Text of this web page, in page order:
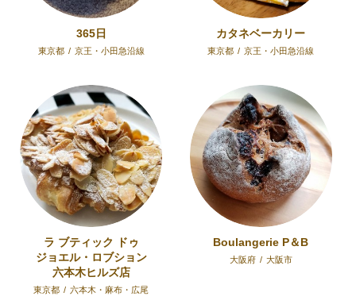
365日
東京都 / 京王・小田急沿線
カタネベーカリー
東京都 / 京王・小田急沿線
ラ ブティック ドゥ
ジョエル・ロブション
六本木ヒルズ店
東京都 / 六本木・麻布・広尾
Boulangerie P＆B
大阪府 / 大阪市